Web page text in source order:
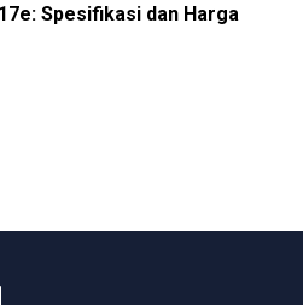
Spesifikasi dan Harga